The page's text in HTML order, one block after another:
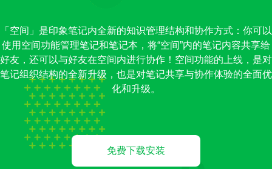
「空间」是印象笔记内全新的知识管理结构和协作方式：你可以
使用空间功能管理笔记和笔记本，将“空间”内的笔记内容共享给
好友，还可以与好友在空间内进行协作！空间功能的上线，是对
笔记组织结构的全新升级，也是对笔记共享与协作体验的全面优
化和升级。
免费下载安装